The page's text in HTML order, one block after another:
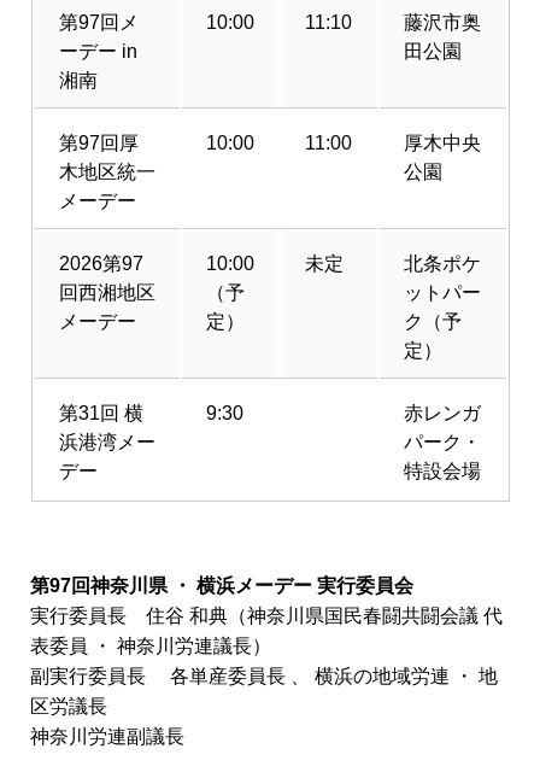
第97回メ
ーデー in
湘南
10:00 11:10
藤沢市奥
田公園
第97回厚
木地区統一
メーデー
10:00 11:00
厚木中央
公園
2026第97
回西湘地区
メーデー
10:00
（予
定）
未定
北条ポケ
ットパー
ク（予
定）
第31回 横
浜港湾メー
デー
9:30
赤レンガ
パーク・
特設会場
第97回神奈川県 ・ 横浜メーデー 実行委員会
実行委員長 住谷 和典（神奈川県国民春闘共闘会議 代
表委員 ・ 神奈川労連議長）
副実行委員長 各単産委員長 、 横浜の地域労連 ・ 地
区労議長
神奈川労連副議長